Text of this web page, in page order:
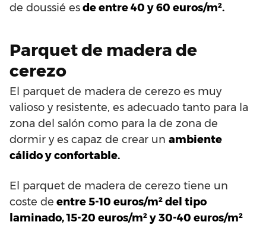
de doussié esde entre 40 y 60 euros/m².
Parquet de madera de
cerezo
El parquet de madera de cerezo es muy
valioso y resistente, es adecuado tanto para la
zona del salón como para la de zona de
dormir y es capaz de crear un ambiente
cálido y confortable.
El parquet de madera de cerezo tiene un
coste de entre 5-10 euros/m² del tipo
laminado, 15-20 euros/m² y 30-40 euros/m²